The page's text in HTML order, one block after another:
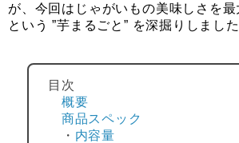
が、今回はじゃがいもの美味しさを
という ”芋まるごと” を深掘りしました
目次
概要
商品スペック
・ 内容量